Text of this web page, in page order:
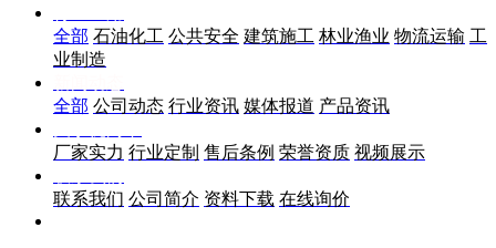
全部 石油化工 公共安全 建筑施工 林业渔业 物流运输 工
业制造
全部 公司动态 行业资讯 媒体报道 产品资讯
厂家实力 行业定制 售后条例 荣誉资质 视频展示
联系我们 公司简介 资料下载 在线询价